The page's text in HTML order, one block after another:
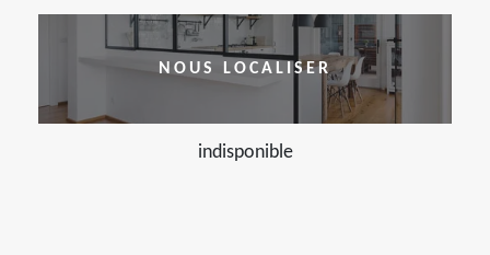
NOUS LOCALISER
indisponible